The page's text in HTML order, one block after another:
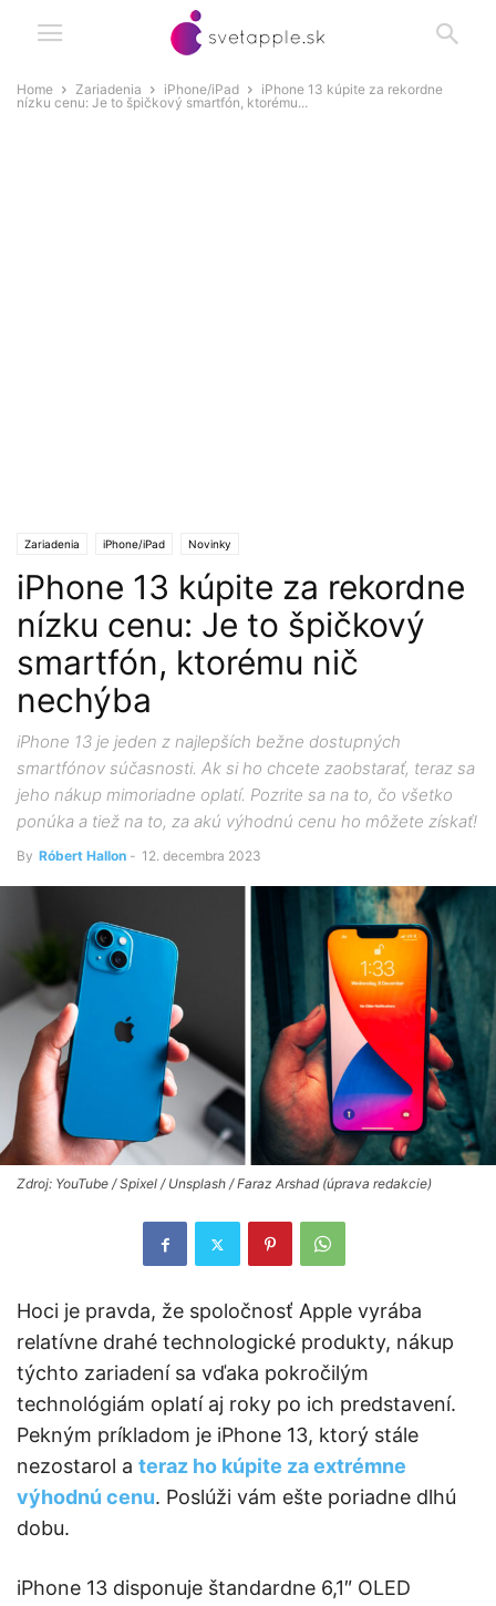
Home Zariadenia iPhone/iPad
iPhone 13 kúpite za rekordne
nízku cenu: Je to špičkový smartfón, ktorému...
Zariadenia iPhone/iPad Novinky
iPhone 13 kúpite za rekordne
nízku cenu: Je to špičkový
smartfón, ktorému nič
nechýba
iPhone 13 je jeden z najlepších bežne dostupných
smartfónov súčasnosti. Ak si ho chcete zaobstarať, teraz sa
jeho nákup mimoriadne oplatí. Pozrite sa na to, čo všetko
ponúka a tiež na to, za akú výhodnú cenu ho môžete získať!
By Róbert Hallon - 12. decembra 2023
Zdroj: YouTube / Spixel / Unsplash / Faraz Arshad (úprava redakcie)
Hoci je pravda, že spoločnosť Apple vyrába
relatívne drahé technologické produkty, nákup
týchto zariadení sa vďaka pokročilým
technológiám oplatí aj roky po ich predstavení.
Pekným príkladom je iPhone 13, ktorý stále
nezostarol a teraz ho kúpite za extrémne
výhodnú cenu. Poslúži vám ešte poriadne dlhú
dobu.
iPhone 13 disponuje štandardne 6,1″ OLED